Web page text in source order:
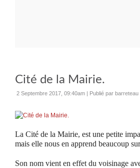
Cité de la Mairie.
2 Septembre 2017, 09:40am | Publié par barreteau
La Cité de la Mairie, est une petite
mais elle nous en apprend beaucoup
Son nom vient en effet du voisinage